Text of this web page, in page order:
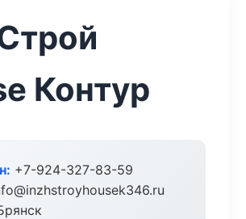
Контур
+7-924-327-83-59